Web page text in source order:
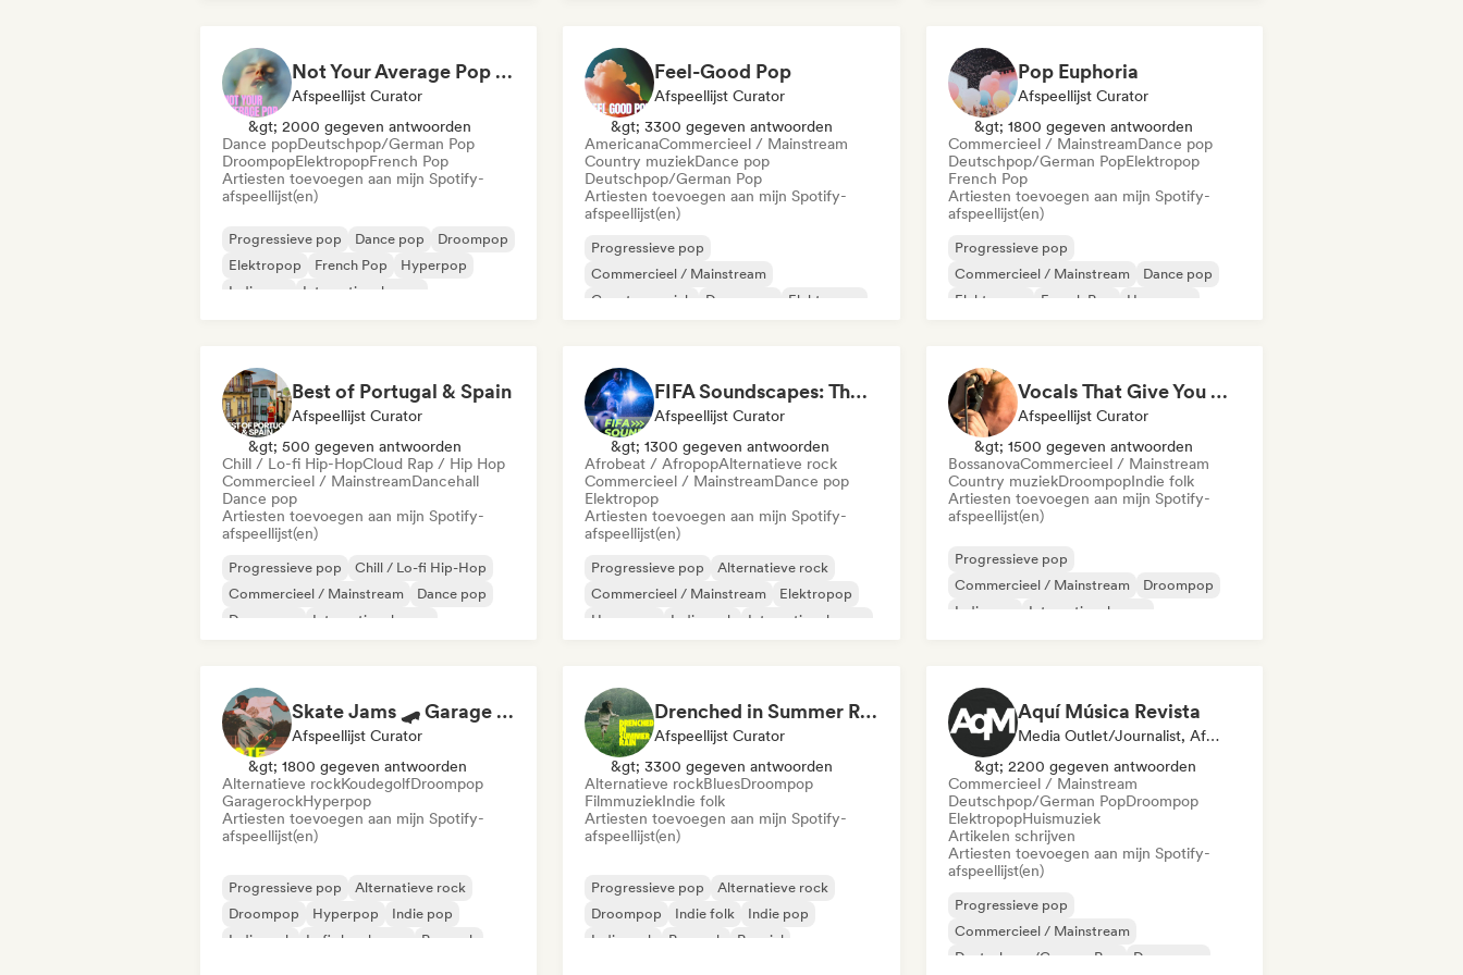
Internationale pop
Not Your Average Pop 🛸 Art Pop, Alt-Pop & Indie Pop
Afspeellijst Curator
&gt; 2000 gegeven antwoorden
Dance popDeutschpop/German Pop
DroompopElektropopFrench Pop
Artiesten toevoegen aan mijn Spotify-
afspeellijst(en)
Progressieve pop Dance pop
Droompop
Elektropop
French Pop
Hyperpop
Indie pop
Internationale pop
Feel-Good Pop
Afspeellijst Curator
&gt; 3300 gegeven antwoorden
AmericanaCommercieel / Mainstream
Country muziekDance pop
Deutschpop/German Pop
Artiesten toevoegen aan mijn Spotify-
afspeellijst(en)
Progressieve pop
Commercieel / Mainstream
Country muziek
Dance pop
Elektropop
Pop Euphoria
Afspeellijst Curator
&gt; 1800 gegeven antwoorden
Commercieel / MainstreamDance pop
Deutschpop/German PopElektropop
French Pop
Artiesten toevoegen aan mijn Spotify-
afspeellijst(en)
Progressieve pop
Commercieel / Mainstream
Dance pop
Elektropop
French Pop
Hyperpop
Best of Portugal & Spain
Afspeellijst Curator
&gt; 500 gegeven antwoorden
Chill / Lo-fi Hip-HopCloud Rap / Hip Hop
Commercieel / MainstreamDancehall
Dance pop
Artiesten toevoegen aan mijn Spotify-
afspeellijst(en)
Progressieve pop
Chill / Lo-fi Hip-Hop
Commercieel / Mainstream
Dance pop
Droompop
Internationale pop
FIFA Soundscapes: The Ultimate Soundtrack ⚽️ Festival Indie, Electropop & Dance Anthems
Afspeellijst Curator
&gt; 1300 gegeven antwoorden
Afrobeat / AfropopAlternatieve rock
Commercieel / MainstreamDance pop
Elektropop
Artiesten toevoegen aan mijn Spotify-
afspeellijst(en)
Progressieve pop
Alternatieve rock
Commercieel / Mainstream
Elektropop
Hyperpop
Indie rock
Internationale pop
Vocals That Give You Chills
Afspeellijst Curator
&gt; 1500 gegeven antwoorden
BossanovaCommercieel / Mainstream
Country muziekDroompopIndie folk
Artiesten toevoegen aan mijn Spotify-
afspeellijst(en)
Progressieve pop
Commercieel / Mainstream
Droompop
Indie pop
Internationale pop
Skate Jams 🛹 Garage Rock, Surf Rock & Neo-Psych
Afspeellijst Curator
&gt; 1800 gegeven antwoorden
Alternatieve rockKoudegolfDroompop
GaragerockHyperpop
Artiesten toevoegen aan mijn Spotify-
afspeellijst(en)
Progressieve pop
Alternatieve rock
Droompop
Hyperpop
Indie pop
Indie rock
Lofi slaapkamer Poprock
Drenched in Summer Rain 🌧️🌴
Afspeellijst Curator
&gt; 3300 gegeven antwoorden
Alternatieve rockBluesDroompop
FilmmuziekIndie folk
Artiesten toevoegen aan mijn Spotify-
afspeellijst(en)
Progressieve pop
Alternatieve rock
Droompop
Indie folk
Indie pop
Indie rock
Poprock Popziel
Aquí Música Revista
Media Outlet/Journalist, Afspeellijst Curator
&gt; 2200 gegeven antwoorden
Commercieel / Mainstream
Deutschpop/German PopDroompop
ElektropopHuismuziek
Artikelen schrijven
Artiesten toevoegen aan mijn Spotify-
afspeellijst(en)
Progressieve pop
Commercieel / Mainstream
Deutschpop/German Pop
Droompop